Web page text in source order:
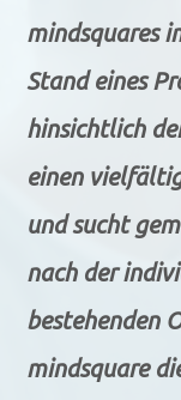
mindsquares
Stand eines
hinsichtlich
einen
und sucht
nach der
bestehenden
mindsquare